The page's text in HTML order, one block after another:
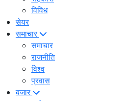
विविध
सेयर
समाचार
समाचार
राजनीति
विश्व
प्रवास
बजार